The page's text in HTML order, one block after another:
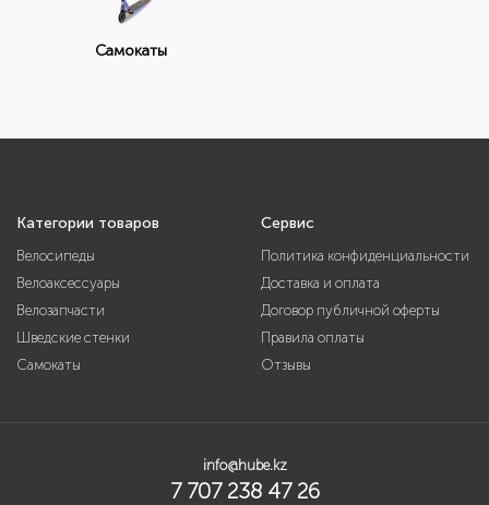
Самокаты
Категории товаров
Велосипеды
Велоаксессуары
Велозапчасти
Шведские стенки
Самокаты
Сервис
Политика конфиденциальности
Доставка и оплата
Договор публичной оферты
Правила оплаты
Отзывы
info@hube.kz
7 707 238 47 26